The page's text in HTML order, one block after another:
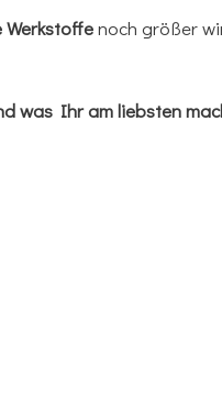
Werkstoffenoch größer
was Ihr am liebsten